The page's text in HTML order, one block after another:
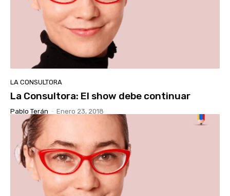
LA CONSULTORA
La Consultora: El show debe continuar
Pablo Terán - Enero 23, 2018